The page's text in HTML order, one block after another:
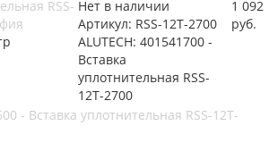
Нет в наличии
Артикул: RSS-12T-2700
ALUTECH: 401541700 -
Вставка
уплотнительная RSS-
12T-2700
1 092
руб.
- Вставка уплотнительная RSS-12T-